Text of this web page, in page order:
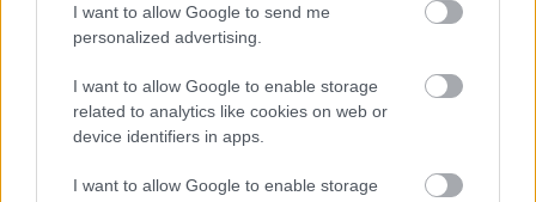
I want to allow Google to send me
personalized advertising.
I want to allow Google to enable storage
related to analytics like cookies on web or
device identifiers in apps.
I want to allow Google to enable storage
MEST LEST